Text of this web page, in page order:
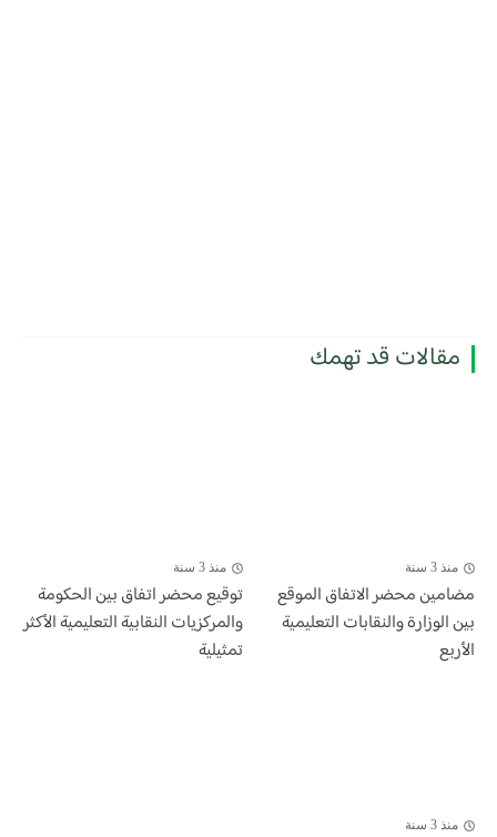
مقالات قد تهمك
منذ 3 سنة
مضامين محضر الاتفاق الموقع
بين الوزارة والنقابات التعليمية
الأربع
منذ 3 سنة
توقيع محضر اتفاق بين الحكومة
والمركزيات النقابية التعليمية الأكثر
تمثيلية
منذ 3 سنة